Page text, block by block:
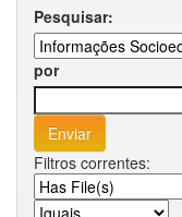
Pesquisar:
por
Filtros correntes: